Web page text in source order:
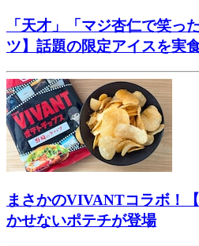
「天才」「マジ杏仁で笑っ
ツ】話題の限定アイスを実
まさかのVIVANTコラボ！
かせないポテチが登場